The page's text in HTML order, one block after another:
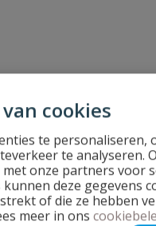
cookies
te personaliseren,
te analyseren.
onze partners voor
deze gegevens
of die ze hebben
meer in ons